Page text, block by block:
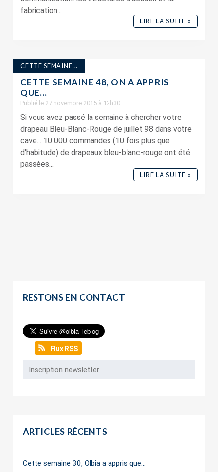
fabrication...
LIRE LA SUITE »
CETTE SEMAINE...
CETTE SEMAINE 48, ON A APPRIS
QUE…
Publié le 27 novembre 2015 à 12h30
Si vous avez passé la semaine à chercher votre
drapeau Bleu-Blanc-Rouge de juillet 98 dans votre
cave... 10 000 commandes (10 fois plus que
d'habitude) de drapeaux bleu-blanc-rouge ont été
passées...
LIRE LA SUITE »
RESTONS EN CONTACT
Flux RSS
ARTICLES RÉCENTS
Cette semaine 30, Olbia a appris que…